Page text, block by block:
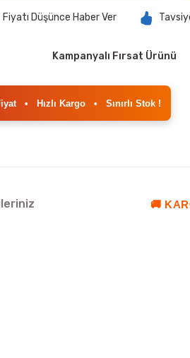
Fiyatı Düşünce Haber Ver
Kampanyalı Fırsat Ürünü
• Hızlı Kargo • Sınırlı Stok !
🚚